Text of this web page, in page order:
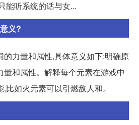
能听系统的话与女...
义?
的力量和属性,具体意义如下:明确原
和属性。解释每个元素在游戏中
如火元素可以引燃敌人和。